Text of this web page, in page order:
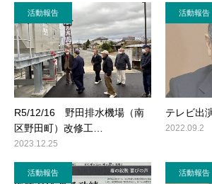
活動報告
R5/12/16 野田排水機場（南
区野田町）改修工…
2023.12.25
活動報告
テレビ出
2022.09.2
活動報告 活動報告